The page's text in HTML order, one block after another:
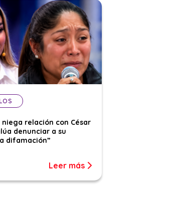
niega relación con César
denunciar a su
difamación”
Leer más